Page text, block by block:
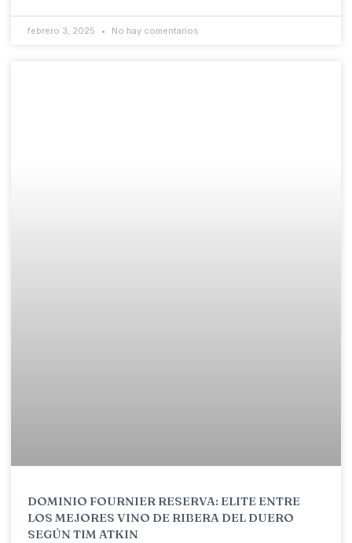
febrero 3, 2025 No hay comentarios
DOMINIO FOURNIER RESERVA: ELITE ENTRE
LOS MEJORES VINO DE RIBERA DEL DUERO
SEGÚN TIM ATKIN